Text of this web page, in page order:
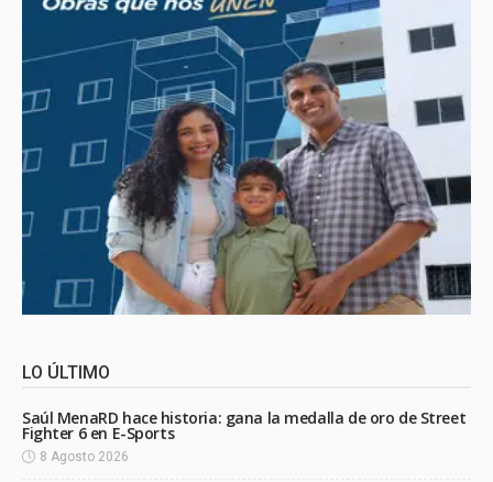
LO ÚLTIMO
Saúl MenaRD hace historia: gana la medalla de oro de Street
Fighter 6 en E-Sports
8 Agosto 2026